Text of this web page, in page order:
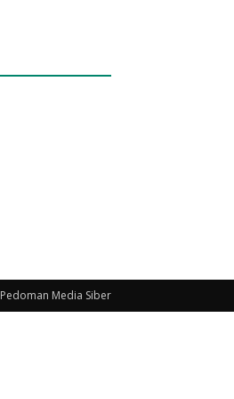
Pedoman Media Siber